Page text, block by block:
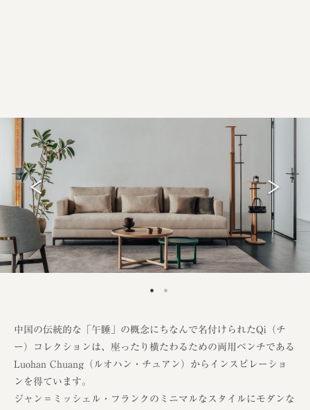
中国の伝統的な「午睡」の概念にちなんで名付けられたQi（チ
ー）コレクションは、座ったり横たわるための両用ベンチである
Luohan Chuang（ルオハン・チュアン）からインスピレーショ
ンを得ています。
ジャン＝ミッシェル・フランクのミニマルなスタイルにモダンな